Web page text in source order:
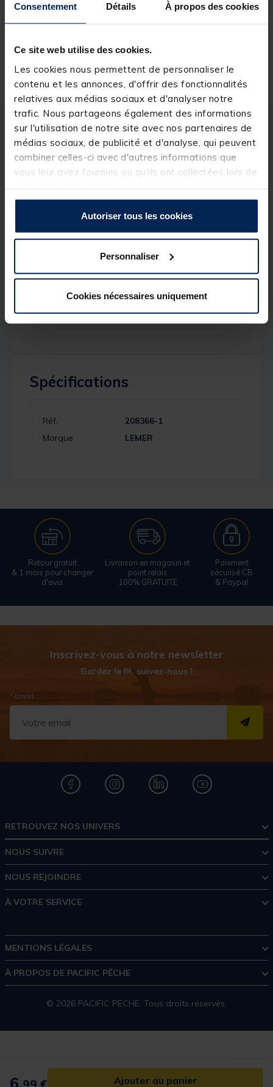
Consentement Détails À propos des cookies
Ce site web utilise des cookies.
Les cookies nous permettent de personnaliser le
contenu et les annonces, d'offrir des fonctionnalités
relatives aux médias sociaux et d'analyser notre
trafic. Nous partageons également des informations
sur l'utilisation de notre site avec nos partenaires de
médias sociaux, de publicité et d'analyse, qui peuvent
combiner celles-ci avec d'autres informations que
vous leur avez fournies ou qu'ils ont collectées lors de
Autoriser tous les cookies
Personnaliser
Cookies nécessaires uniquement
6, Ajouter au panier
Réserver en ligne et payer en magasin
Retour gratuit, 1 mois pour changer d’avis
Description Spécifications
Description & détails
Description
pêche à la calée, que se soit en canaux ou en plage.
Caractéristiques :
60g : 4 par sachet
80g et 100g : 3 par sachet
Spécifications
Réf.
208366-1
Marque
LEMER
Retour gratuit
& 1 mois pour changer
d'avis
Livraison en magasin et
point relais
100% GRATUITE
Paiement
sécurisé CB
& Paypal
Inscrivez-vous à notre newsletter
Gardez le fil, suivez-nous !
* Email
RETROUVEZ NOS UNIVERS
NOUS SUIVRE
NOUS REJOINDRE
À VOTRE SERVICE
MENTIONS LÉGALES
À PROPOS DE PACIFIC PÊCHE
© 2026 PACIFIC PECHE. Tous droits réservés.